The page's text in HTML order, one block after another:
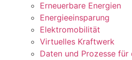
Erneuerbare Energien
Energieeinsparung
Elektromobilität
Virtuelles Kraftwerk
Daten und Prozesse